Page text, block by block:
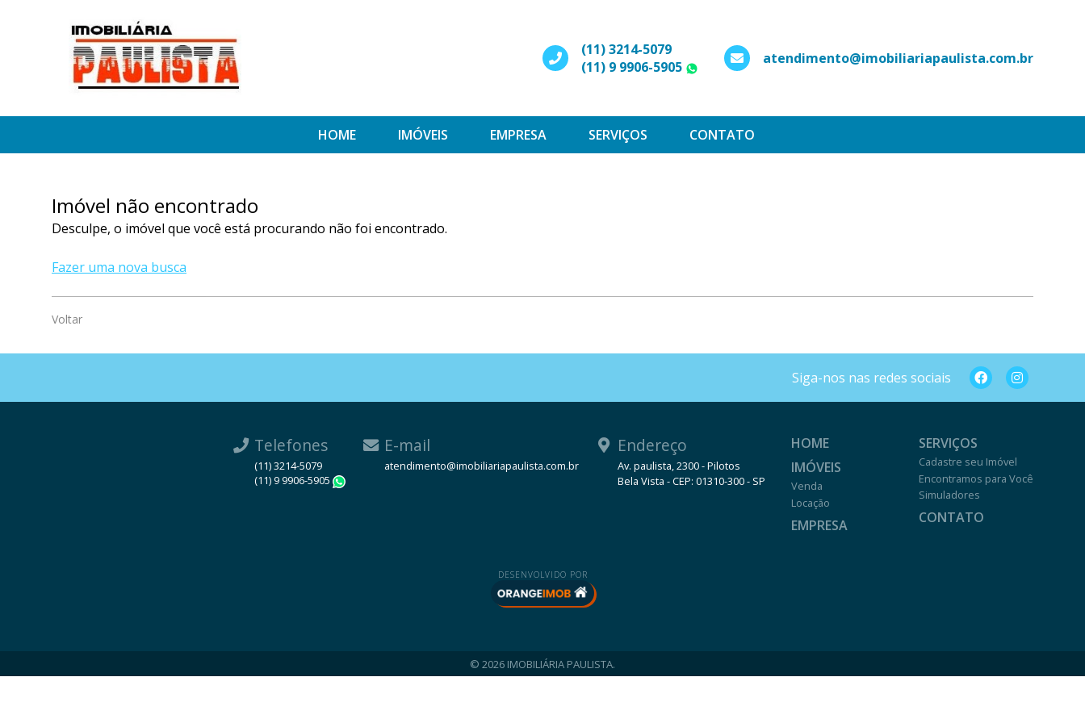
(11) 3214-5079
(11) 9 9906-5905
WhatsApp
atendimento@imobiliariapaulista.com.br
HOME IMÓVEIS EMPRESA SERVIÇOS CONTATO
Imóvel não encontrado
Desculpe, o imóvel que você está procurando não foi encontrado.
Fazer uma nova busca
Voltar
Siga-nos nas redes sociais
Telefones
(11) 3214-5079
(11) 9 9906-5905
E-mail
atendimento@imobiliariapaulista.com.br
Endereço
Av. paulista, 2300 - Pilotos
Bela Vista - CEP: 01310-300 - SP
HOME
IMÓVEIS
Venda
Locação
EMPRESA
SERVIÇOS
Cadastre seu Imóvel
Encontramos para Você
Simuladores
CONTATO
DESENVOLVIDO POR
© 2026 IMOBILIÁRIA PAULISTA.